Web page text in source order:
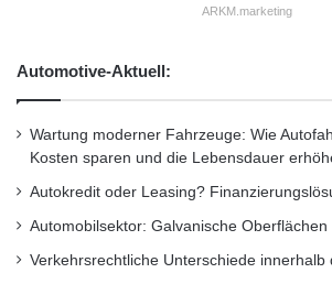
ARKM.marketing
Automotive-Aktuell:
Wartung moderner Fahrzeuge: Wie
Kosten sparen und die Lebensdauer
Autokredit oder Leasing?
Automobilsektor: Galvanische
Verkehrsrechtliche Unterschiede innerhalb